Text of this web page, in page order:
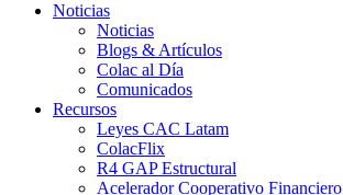
Noticias
Noticias
Blogs & Artículos
Colac al Día
Comunicados
Recursos
Leyes CAC Latam
ColacFlix
R4 GAP Estructural
Acelerador Cooperativo Financiero